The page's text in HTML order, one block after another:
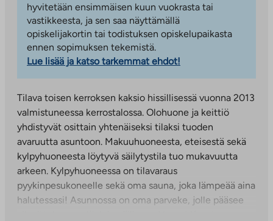
hyvitetään ensimmäisen kuun vuokrasta tai
vastikkeesta, ja sen saa näyttämällä
opiskelijakortin tai todistuksen opiskelupaikasta
ennen sopimuksen tekemistä.
Lue lisää ja katso tarkemmat ehdot!
Tilava toisen kerroksen kaksio hissillisessä vuonna 2013
valmistuneessa kerrostalossa. Olohuone ja keittiö
yhdistyvät osittain yhtenäiseksi tilaksi tuoden
avaruutta asuntoon. Makuuhuoneesta, eteisestä sekä
kylpyhuoneesta löytyvä säilytystila tuo mukavuutta
arkeen. Kylpyhuoneessa on tilavaraus
pyykinpesukoneelle sekä oma sauna, joka lämpeää aina
halutessasi! Asunnossa on oma parveke, jolle pääsee